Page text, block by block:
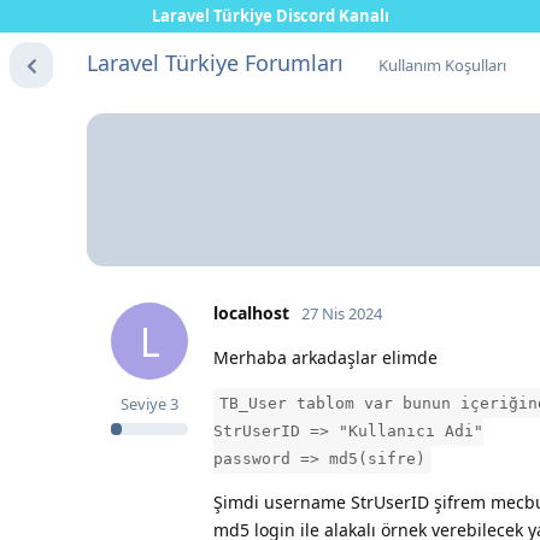
Laravel Türkiye Discord Kanalı
Laravel Türkiye Forumları Kullanım Koşulları
L
localhost
Seviye3
27 Nis 2024
Merhaba arkadaşlar elimde
TB_User tablom var bunun
StrUserID => "Kullanıcı Adi"
password => md5(sifre)
Şimdi username StrUserID şifrem
md5 login ile alakalı örnek verebilecek